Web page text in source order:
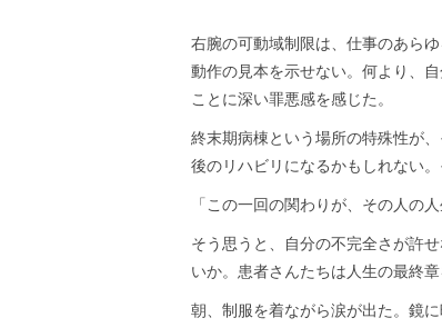
右腕の可動域制限は、仕事のあら
動作の見本を示せない。何より、
ことに深い罪悪感を感じた。
終末期病棟という場所の特殊性が
後のリハビリになるかもしれない
「この一回の関わりが、その人の
そう思うと、自分の不完全さが許
いか。患者さんたちは人生の最終
朝、制服を着ながら涙が出た。鏡